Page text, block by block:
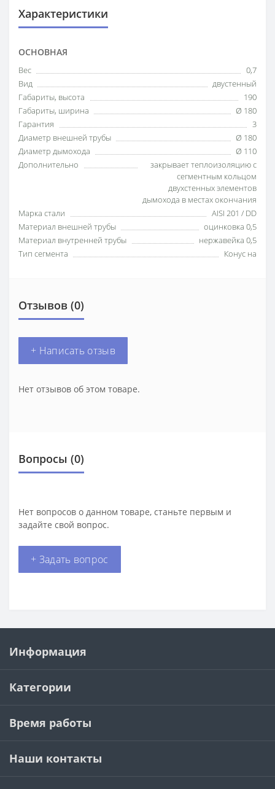
Характеристики
ОСНОВНАЯ
Вес
0,7
Вид
двустенный
Габариты, высота
190
Габариты, ширина
Ø 180
Гарантия
3
Диаметр внешней трубы
Ø 180
Диаметр дымохода
Ø 110
Дополнительно
закрывает теплоизоляцию с
сегментным кольцом
двухстенных элементов
дымохода в местах окончания
Марка стали
AISI 201 / DD
Материал внешней трубы
оцинковка 0,5
Материал внутренней трубы
нержавейка 0,5
Тип сегмента
Конус на
Отзывов (0)
+ Написать отзыв
Нет отзывов об этом товаре.
Вопросы (0)
Нет вопросов о данном товаре, станьте первым и
задайте свой вопрос.
+ Задать вопрос
Информация
Категории
Время работы
Наши контакты